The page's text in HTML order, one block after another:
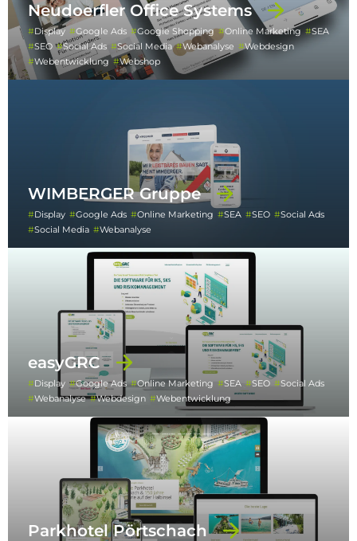
Neudoerfler Office Systems
Display Google Ads Google Shopping Online Marketing
SEA
SEO
Social Ads Social Media Webanalyse
Webdesign
Webentwicklung
Webshop
WIMBERGER Gruppe
Display Google Ads Online Marketing SEA SEO
Social Ads
Social Media
Webanalyse
easyGRC
Display Google Ads Online Marketing SEA SEO
Social Ads
Webanalyse
Webdesign Webentwicklung
Parkhotel Pörtschach